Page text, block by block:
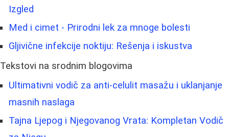
Izgled
Med i cimet - Prirodni lek za mnoge bolesti
Gljivične infekcije noktiju: Rešenja i iskustva
Tekstovi na srodnim blogovima
Ultimativni vodič za anti-celulit masažu i uklanjanje
masnih naslaga
Tajna Ljepog i Njegovanog Vrata: Kompletan Vodič